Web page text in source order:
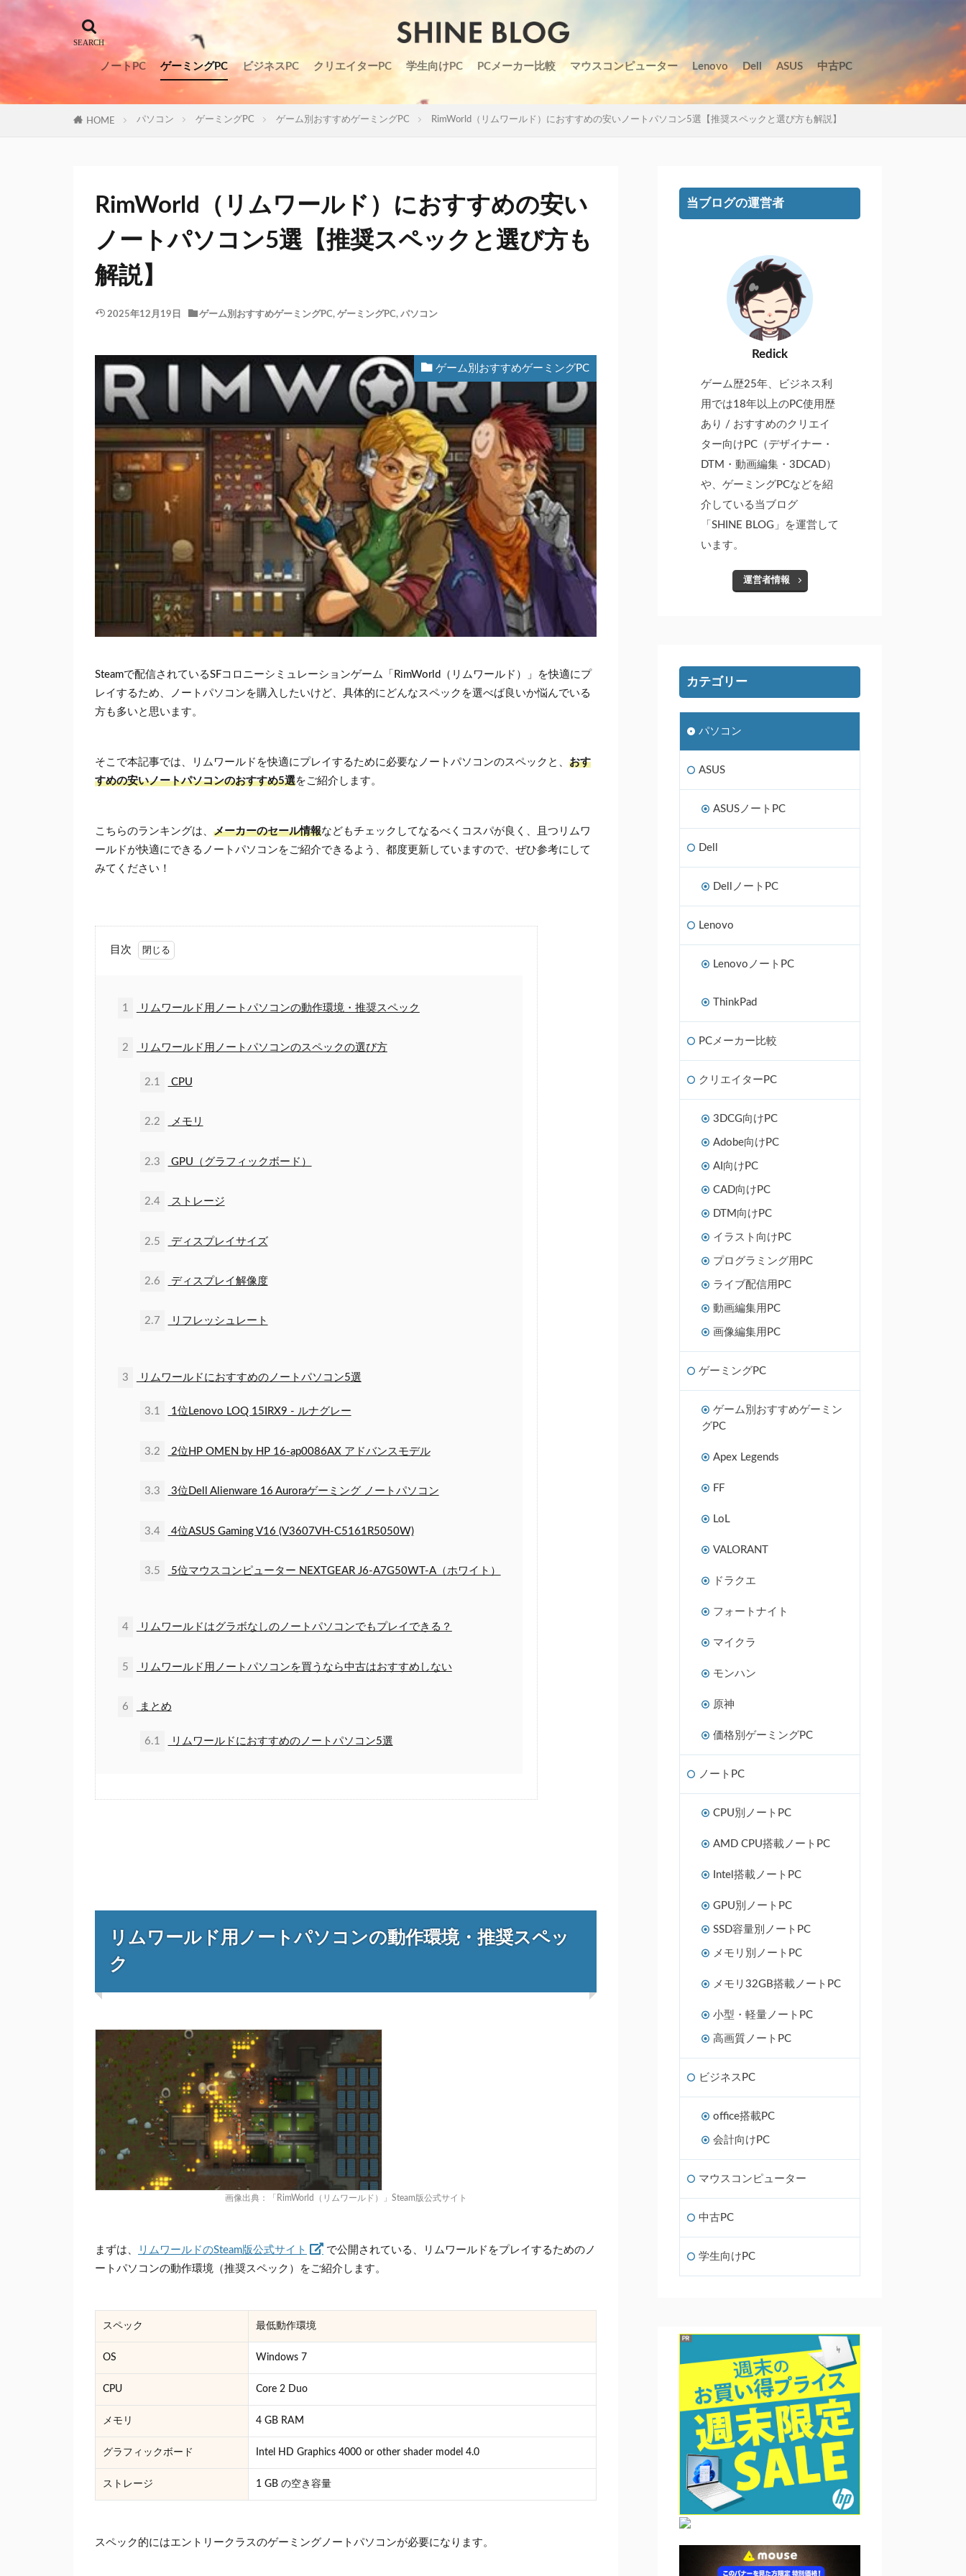
ノートPC ゲーミングPC ビジネスPC クリエイターPC 学生向けPC PCメーカー比較 マウスコンピューター Lenovo Dell ASUS 中古PC
HOME パソコン ゲーミングPC ゲーム別おすすめゲーミングPC RimWorld（リムワールド）におすすめの安いノートパソコン5選【推奨スペックと選び方も解説】
RimWorld（リムワールド）におすすめの安い
ノートパソコン5選【推奨スペックと選び方も
解説】
2025年12月19日 ゲーム別おすすめゲーミングPC, ゲーミングPC, パソコン
ゲーム別おすすめゲーミングPC
Steamで配信されているSFコロニーシミュレーションゲーム「RimWorld（リムワールド）」を快適にプ
レイするため、ノートパソコンを購入したいけど、具体的にどんなスペックを選べば良いか悩んでいる
方も多いと思います。
そこで本記事では、リムワールドを快適にプレイするために必要なノートパソコンのスペックと、 おす
すめの安いノートパソコンのおすすめ5選をご紹介します。
こちらのランキングは、 メーカーのセール情報などもチェックしてなるべくコスパが良く、且つリムワ
ールドが快適にできるノートパソコンをご紹介できるよう、都度更新していますので、ぜひ参考にして
みてください！
目次
1 リムワールド用ノートパソコンの動作環境・推奨スペック
2 リムワールド用ノートパソコンのスペックの選び方
2.1 CPU
2.2 メモリ
2.3 GPU（グラフィックボード）
2.4 ストレージ
2.5 ディスプレイサイズ
2.6 ディスプレイ解像度
2.7 リフレッシュレート
3 リムワールドにおすすめのノートパソコン5選
3.1 1位Lenovo LOQ 15IRX9 - ルナグレー
3.2 2位HP OMEN by HP 16-ap0086AX アドバンスモデル
3.3 3位Dell Alienware 16 Auroraゲーミング ノートパソコン
3.4 4位ASUS Gaming V16 (V3607VH-C5161R5050W)
3.5 5位マウスコンピューター NEXTGEAR J6-A7G50WT-A（ホワイト）
4 リムワールドはグラボなしのノートパソコンでもプレイできる？
5 リムワールド用ノートパソコンを買うなら中古はおすすめしない
6 まとめ
6.1 リムワールドにおすすめのノートパソコン5選
リムワールド用ノートパソコンの動作環境・推奨スペッ
ク
画像出典： 「RimWorld（リムワールド）」Steam版公式サイト
まずは、 リムワールドのSteam版公式サイト
で公開されている、リムワールドをプレイするためのノ
ートパソコンの動作環境（推奨スペック）をご紹介します。
スペック 最低動作環境
OS Windows 7
CPU Core 2 Duo
メモリ 4 GB RAM
グラフィックボード Intel HD Graphics 4000 or other shader model 4.0
ストレージ 1 GB の空き容量
スペック的にはエントリークラスのゲーミングノートパソコンが必要になります。
当ブログの運営者
Redick
ゲーム歴25年、ビジネス利
用では18年以上のPC使用歴
あり / おすすめのクリエイ
ター向けPC（デザイナー・
DTM・動画編集・3DCAD）
や、ゲーミングPCなどを紹
介している当ブログ
「SHINE BLOG」を運営して
います。
運営者情報
カテゴリー
パソコン
ASUS
ASUSノートPC
Dell
DellノートPC
Lenovo
LenovoノートPC
ThinkPad
PCメーカー比較
クリエイターPC
3DCG向けPC
Adobe向けPC
AI向けPC
CAD向けPC
DTM向けPC
イラスト向けPC
プログラミング用PC
ライブ配信用PC
動画編集用PC
画像編集用PC
ゲーミングPC
ゲーム別おすすめゲーミン
グPC
Apex Legends
FF
LoL
VALORANT
ドラクエ
フォートナイト
マイクラ
モンハン
原神
価格別ゲーミングPC
ノートPC
CPU別ノートPC
AMD CPU搭載ノートPC
Intel搭載ノートPC
GPU別ノートPC
SSD容量別ノートPC
メモリ別ノートPC
メモリ32GB搭載ノートPC
小型・軽量ノートPC
高画質ノートPC
ビジネスPC
office搭載PC
会計向けPC
マウスコンピューター
中古PC
学生向けPC